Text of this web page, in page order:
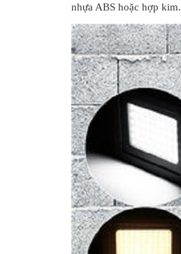
nhựa ABS hoặc hợp kim.